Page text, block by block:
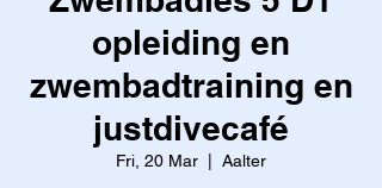
opleiding en
zwembadtraining en
justdivecafé
Fri, 20 Mar Aalter